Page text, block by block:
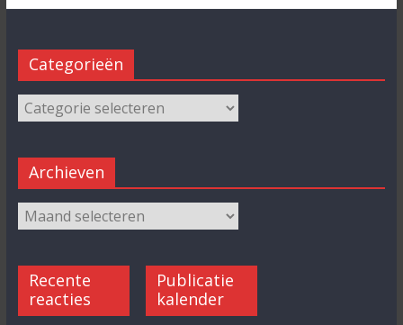
Categorieën
Archieven
Recente
reacties
Publicatie
kalender